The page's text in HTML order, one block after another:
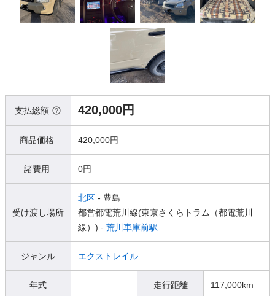
支払総額 420,000円
商品価格 420,000円
諸費用 0円
受け渡し場所
北区 - 豊島
都営都電荒川線(東京さくらトラム（都電荒川
線）) - 荒川車庫前駅
ジャンル エクストレイル
年式 走行距離 117,000km